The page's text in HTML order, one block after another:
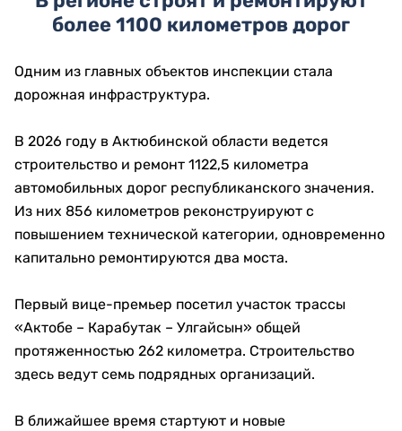
более 1100 километров дорог
Одним из главных объектов инспекции стала
дорожная инфраструктура.
В 2026 году в Актюбинской области ведется
строительство и ремонт 1122,5 километра
автомобильных дорог республиканского значения.
Из них 856 километров реконструируют с
повышением технической категории, одновременно
капитально ремонтируются два моста.
Первый вице-премьер посетил участок трассы
«Актобе – Карабутак – Улгайсын» общей
протяженностью 262 километра. Строительство
здесь ведут семь подрядных организаций.
В ближайшее время стартуют и новые